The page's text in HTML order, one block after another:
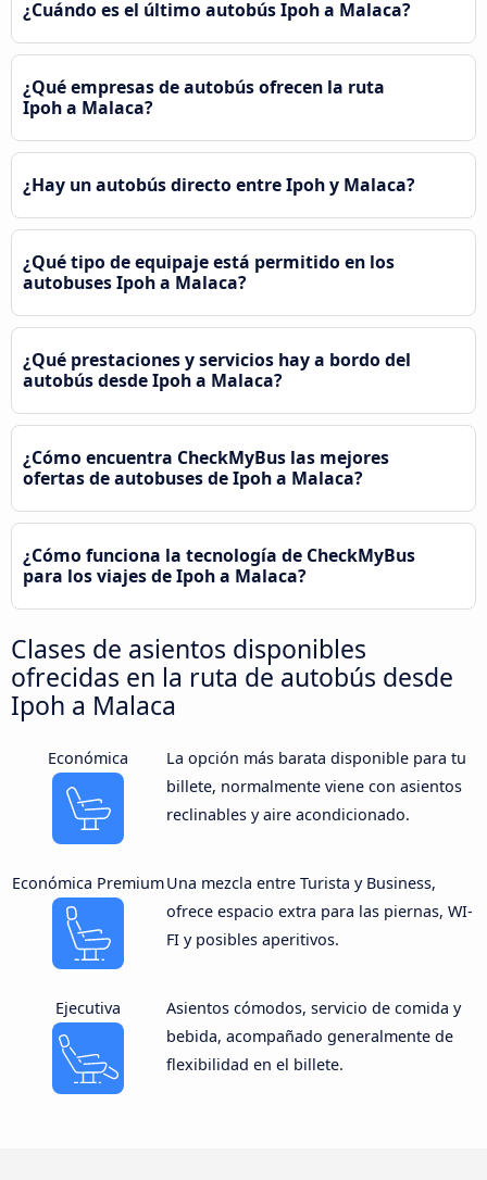
¿Cuándo es el último autobús Ipoh a Malaca?
¿Qué empresas de autobús ofrecen la ruta
Ipoh a Malaca?
¿Hay un autobús directo entre Ipoh y Malaca?
¿Qué tipo de equipaje está permitido en los
autobuses Ipoh a Malaca?
¿Qué prestaciones y servicios hay a bordo del
autobús desde Ipoh a Malaca?
¿Cómo encuentra CheckMyBus las mejores
ofertas de autobuses de Ipoh a Malaca?
¿Cómo funciona la tecnología de CheckMyBus
para los viajes de Ipoh a Malaca?
Clases de asientos disponibles
ofrecidas en la ruta de autobús desde
Ipoh a Malaca
Económica
La opción más barata disponible para tu
billete, normalmente viene con asientos
reclinables y aire acondicionado.
Económica PremiumUna mezcla entre Turista y Business,
ofrece espacio extra para las piernas, WI-
FI y posibles aperitivos.
Ejecutiva
Asientos cómodos, servicio de comida y
bebida, acompañado generalmente de
flexibilidad en el billete.